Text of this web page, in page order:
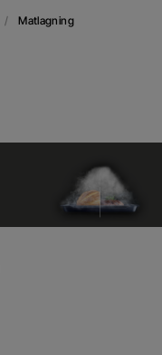
/ Matlagning